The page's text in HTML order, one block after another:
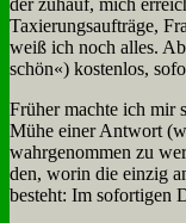
Ta­xie­rungs­auf­trä­ge,
weiß ich noch al­les.
schön«) ko­sten­los,
Frü­her mach­te ich mir
Mü­he ei­ner Ant­wort
wahr­ge­nom­men zu
den, wor­in die ein­zig
be­steht: Im so­for­ti­gen